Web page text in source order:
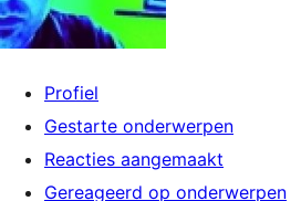
Profiel
Gestarte onderwerpen
Reacties aangemaakt
Gereageerd op onderwerpen